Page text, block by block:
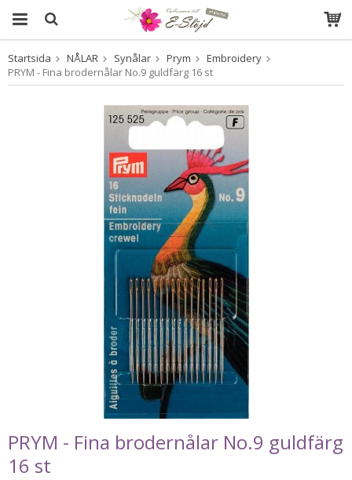
Produkten har blivit tillagd i varukorgen
Startsida NÅLAR Synålar Prym
Embroidery
PRYM - Fina brodernålar No.9 guldfärg 16 st
PRYM - Fina brodernålar No.9 guldfärg
16 st